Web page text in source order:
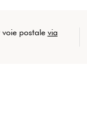
postale via